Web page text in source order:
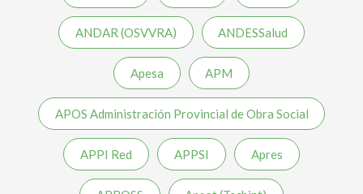
ANDAR (OSVVRA) ANDESSalud
Apesa APM
APOS Administración Provincial de Obra Social
APPI Red APPSI Apres